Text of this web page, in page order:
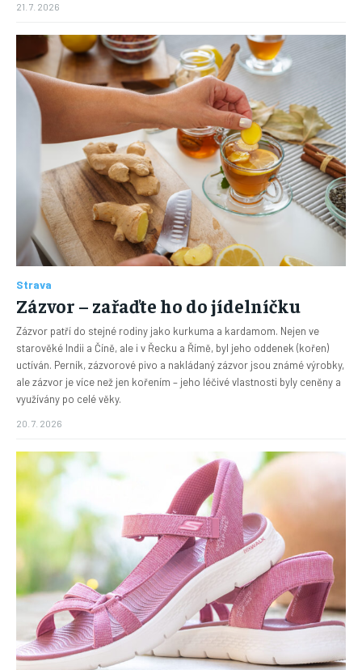
21. 7. 2026
Strava
Zázvor – zařaďte ho do jídelníčku
Zázvor patří do stejné rodiny jako kurkuma a kardamom. Nejen ve
starověké Indii a Číně, ale i v Řecku a Římě, byl jeho oddenek (kořen)
uctíván. Perník, zázvorové pivo a nakládaný zázvor jsou známé výrobky,
ale zázvor je více než jen kořením – jeho léčivé vlastnosti byly ceněny a
využívány po celé věky.
20. 7. 2026